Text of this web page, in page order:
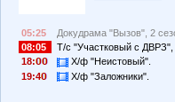
05:25
Докудрама "Вызов", 2
08:05
Т/с "Участковый с ДВРЗ",
18:
Х/ф "Неистовый".
19:4
Х/ф "Заложники".